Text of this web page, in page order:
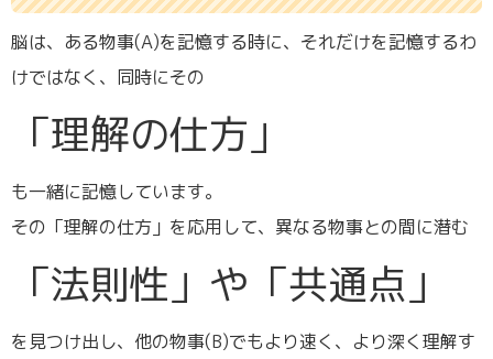
脳は、ある物事(A)を記憶する時に、それだけを記憶するわ
けではなく、同時にその
「理解の仕方」
も一緒に記憶しています。
その「理解の仕方」を応用して、異なる物事との間に潜む
「法則性」や「共通点」
を見つけ出し、他の物事(B)でもより速く、より深く理解す